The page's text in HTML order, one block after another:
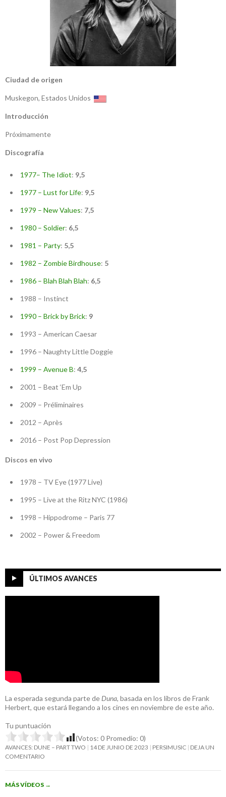
Ciudad de origen
Muskegon, Estados Unidos
Introducción
Próximamente
Discografía
1977– The Idiot: 9,5
1977 – Lust for Life: 9,5
1979 – New Values: 7,5
1980 – Soldier: 6,5
1981 – Party: 5,5
1982 – Zombie Birdhouse: 5
1986 – Blah Blah Blah: 6,5
1988 – Instinct
1990 – Brick by Brick: 9
1993 – American Caesar
1996 – Naughty Little Doggie
1999 – Avenue B: 4,5
2001 – Beat ‘Em Up
2009 – Préliminaires
2012 – Après
2016 – Post Pop Depression
Discos en vivo
1978 – TV Eye (1977 Live)
1995 – Live at the Ritz NYC (1986)
1998 – Hippodrome – Paris 77
2002 – Power & Freedom
ÚLTIMOS AVANCES
La esperada segunda parte de Duna, basada en los libros de Frank
Herbert, que estará llegando a los cines en noviembre de este año.
Tu puntuación
(Votos: 0 Promedio: 0)
AVANCES: DUNE – PART TWO 14 DE JUNIO DE 2023 PERSIMUSIC DEJA UN
COMENTARIO
MÁS VÍDEOS →